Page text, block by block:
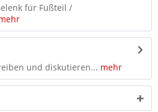
für Fußteil /
und diskutieren... mehr